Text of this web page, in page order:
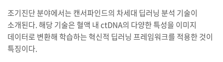
조기진단 분야에서는 캔서파인드의 차세대 딥러닝 분석 기술이
소개된다. 해당 기술은 혈액 내 ctDNA의 다양한 특성을 이미지
데이터로 변환해 학습하는 혁신적 딥러닝 프레임워크를 적용한 것이
특징이다.